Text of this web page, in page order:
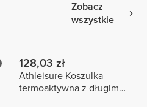
Zobacz
wszystkie
128,03 zł
Athleisure Koszulka
termoaktywna z długim